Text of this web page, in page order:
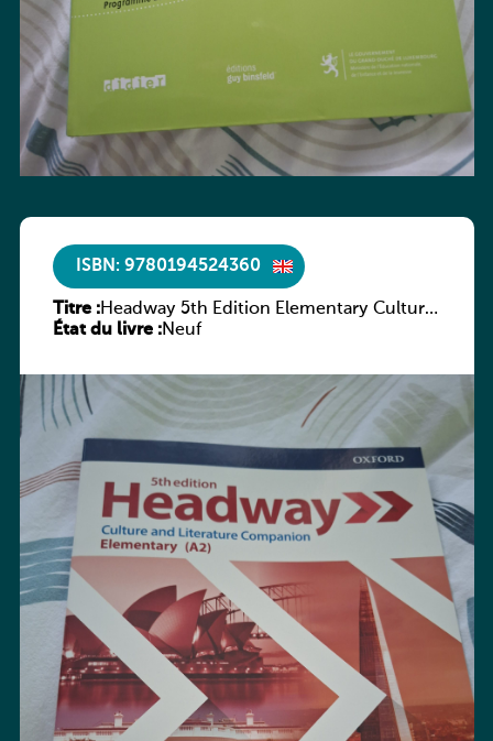
ISBN: 9780194524360
Titre :Headway 5th Edition Elementary Culture
and Literature Companion
État du livre :Neuf